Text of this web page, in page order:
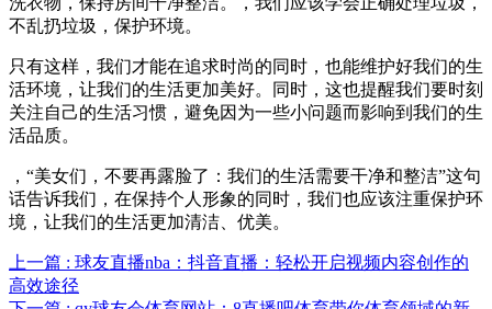
不乱扔垃圾，保护环境。
只有这样，我们才能在追求时尚的同时，也能维护好我们的生
活环境，让我们的生活更加美好。同时，这也提醒我们要时刻
关注自己的生活习惯，避免因为一些小问题而影响到我们的生
活品质。
，“美女们，不要再露脸了：我们的生活需要干净和整洁”这句
话告诉我们，在保持个人形象的同时，我们也应该注重保护环
境，让我们的生活更加清洁、优美。
上一篇 : 球友直播nba：抖音直播：轻松开启视频内容创作的
高效途径